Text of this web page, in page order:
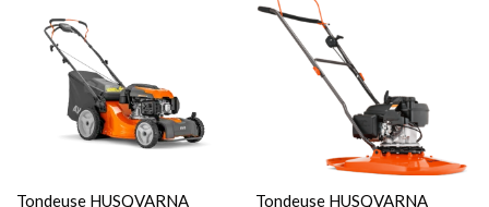
Tondeuse HUSQVARNA
Tondeuse HUSQVARNA